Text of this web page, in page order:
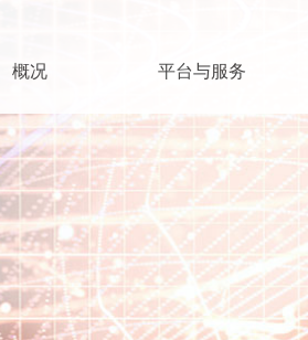
概况 平台与服务